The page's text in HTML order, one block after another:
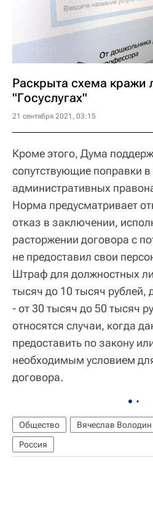
Раскрыта схема кражи
"Госуслугах"
21 сентября 2021, 03:15
Кроме этого, Дума
сопутствующие поправки в
административных
Норма предусматривает
отказ в заключении,
расторжении договора с
не предоставил свои
Штраф для должностных
тысяч до 10 тысяч рублей,
- от 30 тысяч до 50 тысяч
относятся случаи, когда
предоставить по закону
необходимым условием
договора.
Общество Вячеслав Володин
Россия